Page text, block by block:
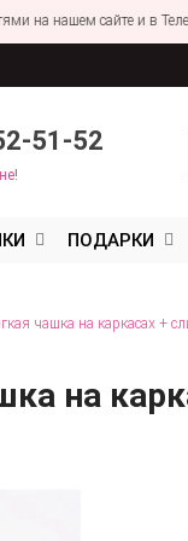
сайте и в Телеграм
51-52
ПОДАРКИ
чашка на каркасах +
на